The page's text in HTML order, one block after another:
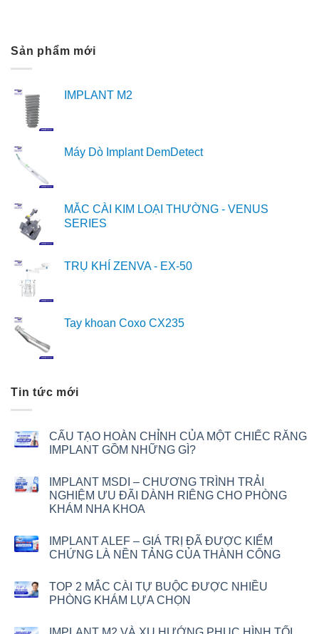
Sản phẩm mới
IMPLANT M2
Máy Dò Implant DemDetect
MẮC CÀI KIM LOẠI THƯỜNG - VENUS
SERIES
TRỤ KHÍ ZENVA - EX-50
Tay khoan Coxo CX235
Tin tức mới
CẤU TẠO HOÀN CHỈNH CỦA MỘT CHIẾC RĂNG
IMPLANT GỒM NHỮNG GÌ?
IMPLANT MSDI – CHƯƠNG TRÌNH TRẢI
NGHIỆM ƯU ĐÃI DÀNH RIÊNG CHO PHÒNG
KHÁM NHA KHOA
IMPLANT ALEF – GIÁ TRỊ ĐÃ ĐƯỢC KIỂM
CHỨNG LÀ NỀN TẢNG CỦA THÀNH CÔNG
TOP 2 MẮC CÀI TỰ BUỘC ĐƯỢC NHIỀU
PHÒNG KHÁM LỰA CHỌN